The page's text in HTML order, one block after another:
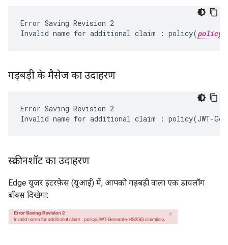
Error Saving Revision 2
Invalid name for additional claim : policy(
गड़बड़ी के मैसेज का उदाहरण
Error Saving Revision 2
स्क्रीनशॉट का उदाहरण
Edge यूज़र इंटरफ़ेस (यूआई) में, आपको गड़बड़ी वाला एक डायलॉग
बॉक्स दिखेगा: